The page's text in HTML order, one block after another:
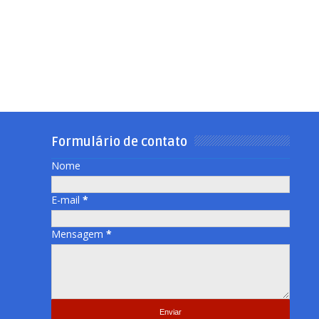
Formulário de contato
Nome
E-mail *
Mensagem *